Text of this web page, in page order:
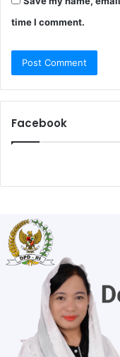
time I comment.
Facebook